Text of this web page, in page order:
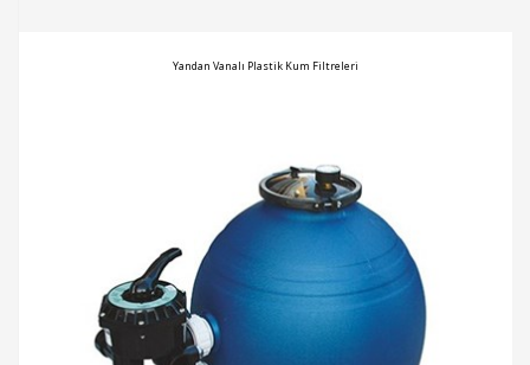
Yandan Vanalı Plastik Kum Filtreleri